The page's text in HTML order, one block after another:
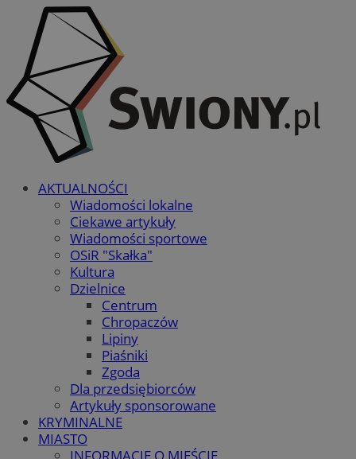
AKTUALNOŚCI
Wiadomości lokalne
Ciekawe artykuły
Wiadomości sportowe
OSiR "Skałka"
Kultura
Dzielnice
Centrum
Chropaczów
Lipiny
Piaśniki
Zgoda
Dla przedsiębiorców
Artykuły sponsorowane
KRYMINALNE
MIASTO